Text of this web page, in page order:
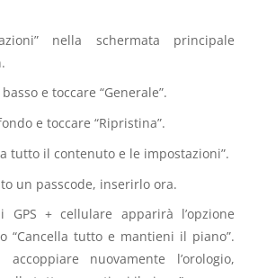
nella schermata principale
e toccare “Generale”.
e toccare “Ripristina”.
tutto il contenuto e le impostazioni”.
un passcode, inserirlo ora.
GPS + cellulare apparirà l’opzione
“Cancella tutto e mantieni il piano”.
nuovamente l’orologio,